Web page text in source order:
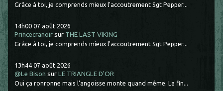
Grâce à toi, je comprends mieux l'accoutrement Sgt Pepper...
14h00 07 août 2026
Princecranoir sur THE LAST VIKING
Grâce à toi, je comprends mieux l'accoutrement Sgt Pepper...
13h44 07 août 2026
@Le Bison surLE TRIANGLE D'OR
Oui ça ronronne mais l'angoisse monte quand même. La fin...